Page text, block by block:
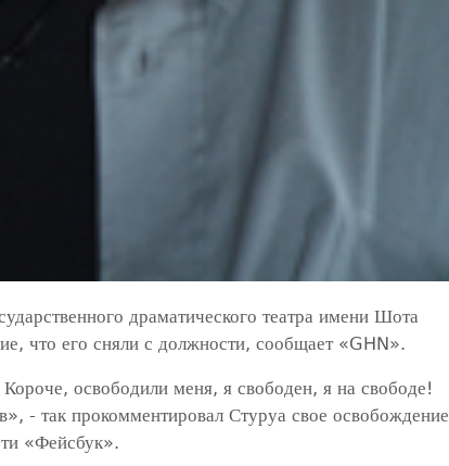
драматического театра имени Шота
что его сняли с должности, сообщает «GHN».
освободили меня, я свободен, я на свободе!
- так прокомментировал Стуруа свое освобождение
«Фейсбук».